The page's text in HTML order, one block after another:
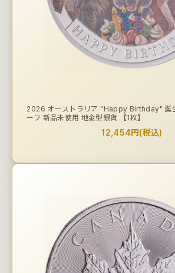
2026 オーストラリア "Happy Birthday" 誕
ーフ 新品未使用 地金型銀貨 【1枚】
12,454円(税込)